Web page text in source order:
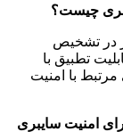
چیست؟
در تشخیص
تطبیق با
با امنیت
امنیت سایبری